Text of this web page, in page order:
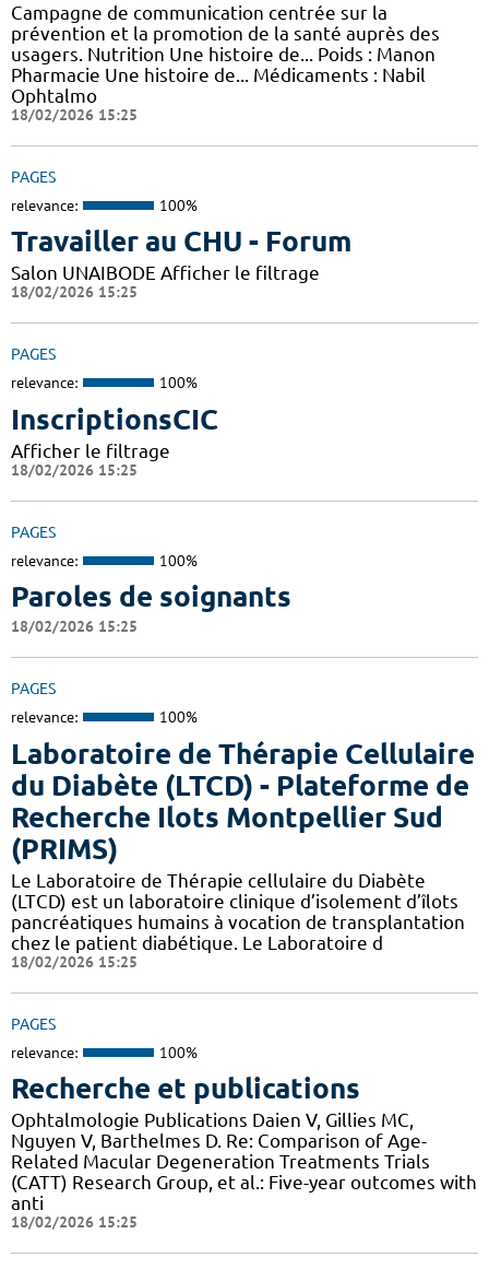
Campagne de communication centrée sur la
prévention et la promotion de la santé auprès des
usagers. Nutrition Une histoire de... Poids : Manon
Pharmacie Une histoire de... Médicaments : Nabil
Ophtalmo
18/02/2026 15:25
PAGES
relevance: 100%
Travailler au CHU - Forum
Salon UNAIBODE Afficher le filtrage
18/02/2026 15:25
PAGES
relevance: 100%
InscriptionsCIC
Afficher le filtrage
18/02/2026 15:25
PAGES
relevance: 100%
Paroles de soignants
18/02/2026 15:25
PAGES
relevance: 100%
Laboratoire de Thérapie Cellulaire
du Diabète (LTCD) - Plateforme de
Recherche Ilots Montpellier Sud
(PRIMS)
Le Laboratoire de Thérapie cellulaire du Diabète
(LTCD) est un laboratoire clinique d’isolement d’îlots
pancréatiques humains à vocation de transplantation
chez le patient diabétique. Le Laboratoire d
18/02/2026 15:25
PAGES
relevance: 100%
Recherche et publications
Ophtalmologie Publications Daien V, Gillies MC,
Nguyen V, Barthelmes D. Re: Comparison of Age-
Related Macular Degeneration Treatments Trials
(CATT) Research Group, et al.: Five-year outcomes with
anti
18/02/2026 15:25